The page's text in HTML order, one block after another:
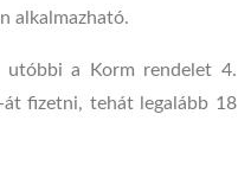
alkalmazható.
utóbbi a Korm rendelet 4.
át fizetni, tehát legalább 18